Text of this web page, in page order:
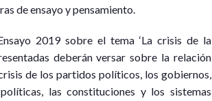
de ensayo y pensamiento.
2019 sobre el tema ‘La crisis de la
deberán versar sobre la relación
de los partidos políticos, los gobiernos,
las constituciones y los sistemas